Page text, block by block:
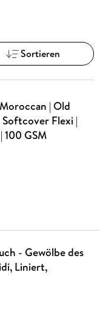
Sortieren
| Old
Flexi |
100 GSM
- Gewölbe des
Liniert,